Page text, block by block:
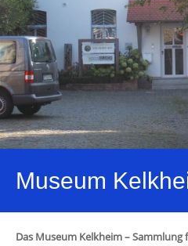
Museum
Das Museum Kelkheim –